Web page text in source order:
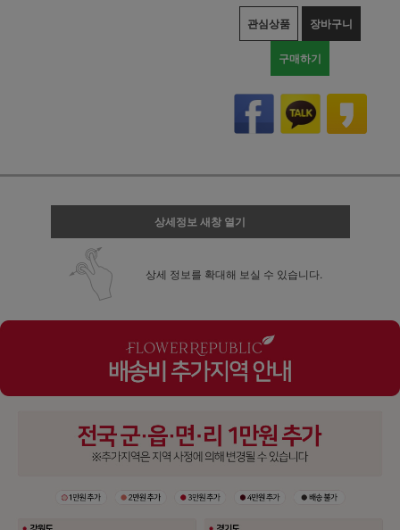
관심상품 장바구니
구매하기
상세정보 새창 열기
상세 정보를 확대해 보실 수 있습니다.